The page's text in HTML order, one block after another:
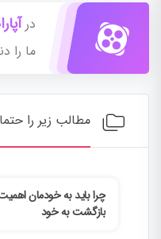
در
ما را
مطالب زیر را
چرا باید به خودمان
بازگشت به خود